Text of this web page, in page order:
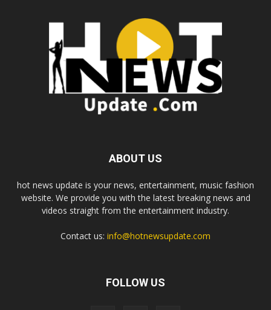
ABOUT US
hot news update is your news, entertainment, music fashion
website. We provide you with the latest breaking news and
videos straight from the entertainment industry.
Contact us: info@hotnewsupdate.com
FOLLOW US